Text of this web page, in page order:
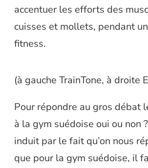
accentuer les efforts des
cuisses et mollets, pendant
fitness.
(à gauche TrainTone, à droite
Pour répondre au gros débat
à la gym suédoise oui ou non
induit par le fait qu’on nous
que pour la gym suédoise, il